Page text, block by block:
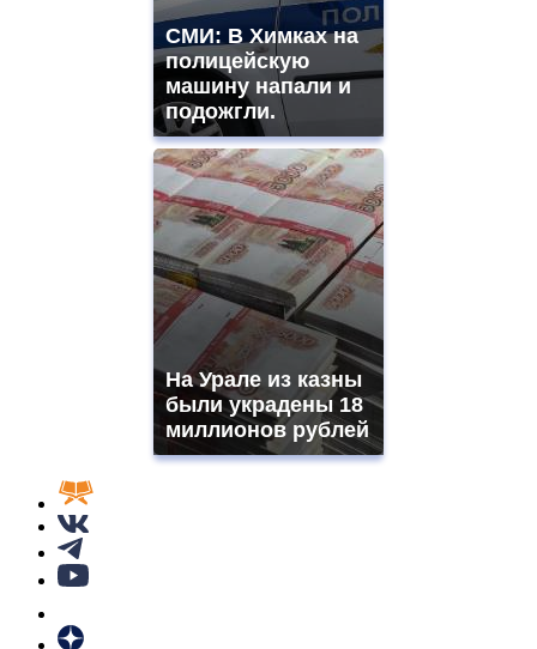
СМИ: В Химках на
полицейскую
машину напали и
подожгли.
На Урале из казны
были украдены 18
миллионов рублей